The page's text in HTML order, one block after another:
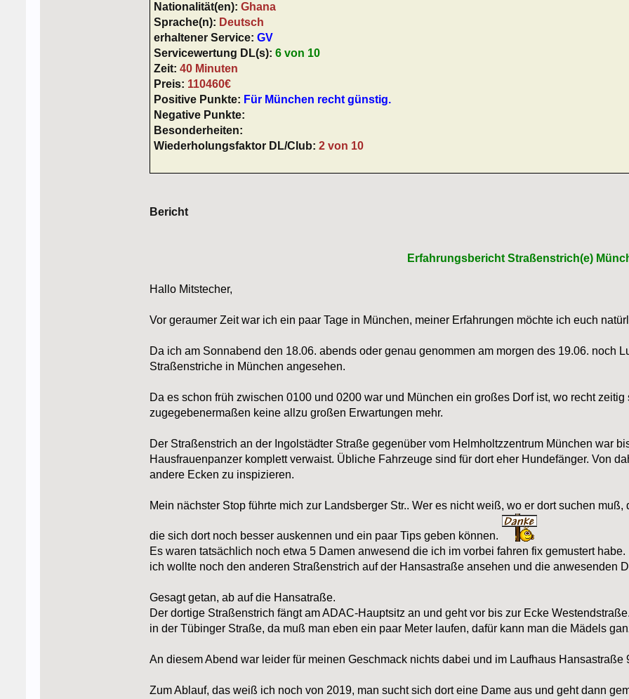
Nationalität(en): Ghana
Sprache(n): Deutsch
erhaltener Service: GV
Servicewertung DL(s): 6 von 10
Zeit: 40 Minuten
Preis: 110460€
Positive Punkte: Für München recht günstig.
Negative Punkte:
Besonderheiten:
Wiederholungsfaktor DL/Club: 2 von 10
Bericht
Erfahrungsbericht Straßenstrich(e)
Hallo Mitstecher,
Vor geraumer Zeit war ich ein paar Tage in München, meiner Erfahrungen möchte ich euch
Da ich am Sonnabend den 18.06. abends oder genau genommen am morgen des 19.06. noch
Straßenstriche in München angesehen.
Da es schon früh zwischen 0100 und 0200 war und München ein großes Dorf ist, wo recht
zugegebenermaßen keine allzu großen Erwartungen mehr.
Der Straßenstrich an der Ingolstädter Straße gegenüber vom Helmholtzzentrum München war
Hausfrauenpanzer komplett verwaist. Übliche Fahrzeuge sind für dort eher Hundefänger. Von
andere Ecken zu inspizieren.
Mein nächster Stop führte mich zur Landsberger Str.. Wer es nicht weiß, wo er dort suchen
die sich dort noch besser auskennen und ein paar Tips geben können.
Es waren tatsächlich noch etwa 5 Damen anwesend die ich im vorbei fahren fix gemustert
ich wollte noch den anderen Straßenstrich auf der Hansastraße ansehen und die anwesenden
Gesagt getan, ab auf die Hansatraße.
Der dortige Straßenstrich fängt am ADAC-Hauptsitz an und geht vor bis zur Ecke
in der Tübinger Straße, da muß man eben ein paar Meter laufen, dafür kann man die Mädels
An diesem Abend war leider für meinen Geschmack nichts dabei und im Laufhaus
Zum Ablauf, das weiß ich noch von 2019, man sucht sich dort eine Dame aus und geht dann